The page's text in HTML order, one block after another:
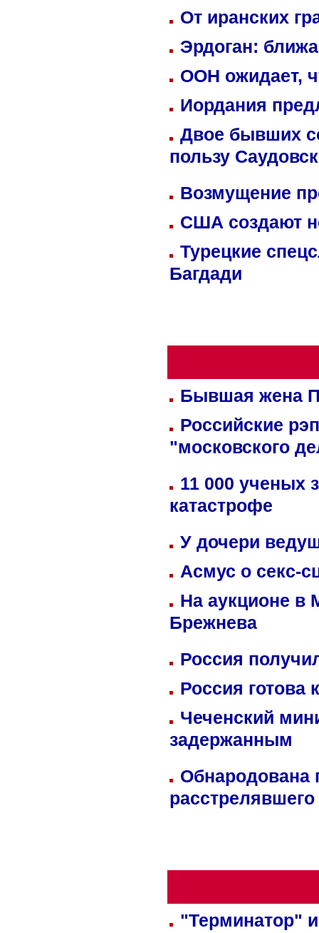
От иранских
Эрдоган:
ООН ожидает,
Иордания
Двое бывших
пользу
Возмущение
США создают
Турецкие
Багдади
Бывшая жена
Российские
"московского
11 000 ученых
катастрофе
У дочери
Асмус о секс-
На аукционе в
Брежнева
Россия
Россия готова
Чеченский
задержанным
Обнародована
"Терминатор"